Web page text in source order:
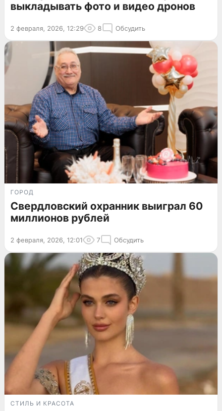
выкладывать фото и видео дронов
2 февраля, 2026, 12:29 8 Обсудить
ГОРОД
Свердловский охранник выиграл 60
миллионов рублей
2 февраля, 2026, 12:01 7 Обсудить
СТИЛЬ И КРАСОТА